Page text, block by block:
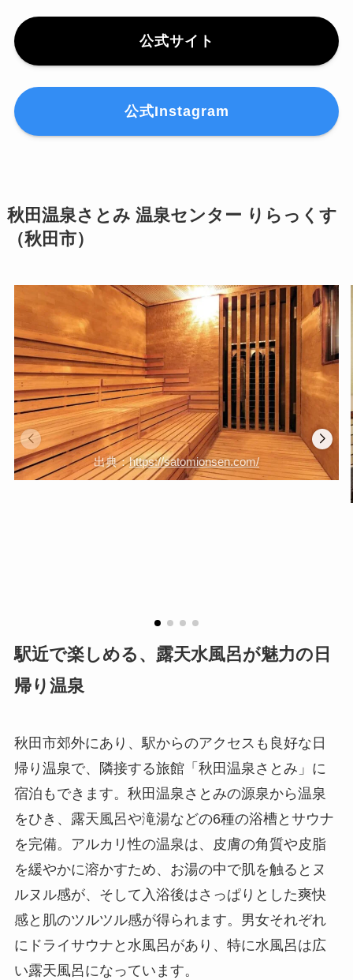
公式サイト
公式Instagram
秋田温泉さとみ 温泉センター りらっくす
（秋田市）
出典：https://satomionsen.com/
駅近で楽しめる、露天水風呂が魅力の日
帰り温泉
秋田市郊外にあり、駅からのアクセスも良好な日
帰り温泉で、隣接する旅館「秋田温泉さとみ」に
宿泊もできます。秋田温泉さとみの源泉から温泉
をひき、露天風呂や滝湯などの6種の浴槽とサウナ
を完備。アルカリ性の温泉は、皮膚の角質や皮脂
を緩やかに溶かすため、お湯の中で肌を触るとヌ
ルヌル感が、そして入浴後はさっぱりとした爽快
感と肌のツルツル感が得られます。男女それぞれ
にドライサウナと水風呂があり、特に水風呂は広
い露天風呂になっています。